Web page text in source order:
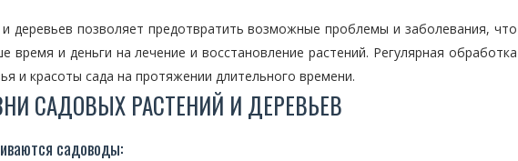
деревьев позволяет предотвратить возможные проблемы и заболевания, что
время и деньги на лечение и восстановление растений. Регулярная обработка
и красоты сада на протяжении длительного времени.
САДОВЫХ РАСТЕНИЙ И ДЕРЕВЬЕВ
садоводы: